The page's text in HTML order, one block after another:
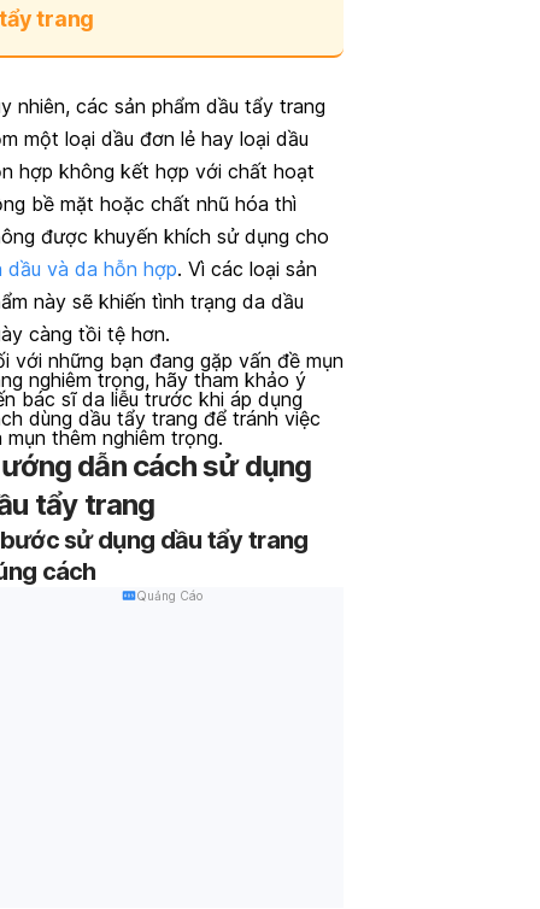
tẩy trang
nhiên, các sản phẩm dầu tẩy trang
một loại dầu đơn lẻ hay loại dầu
hợp không kết hợp với chất hoạt
bề mặt hoặc chất nhũ hóa thì
được khuyến khích sử dụng cho
dầu và da hỗn hợp. Vì các loại sản
này sẽ khiến tình trạng da dầu
càng tồi tệ hơn.
với những bạn đang gặp vấn đề mụn
nghiêm trọng, hãy tham khảo ý
bác sĩ da liễu trước khi áp dụng
dùng dầu tẩy trang để tránh việc
mụn thêm nghiêm trọng.
dẫn cách sử dụng
tẩy trang
sử dụng dầu tẩy trang
cách
Quảng Cáo